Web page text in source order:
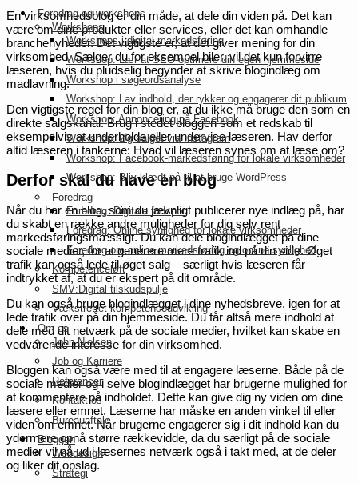
Foredrag og workshops
Workshops
Workshops i digital markedsføring
Workshop: Lær at SEO-optimere din egen hjemmeside
Workshop i søgeordsanalyse
Workshop: Lav indhold, der rykker og engagerer dit publikum
Workshop: Annoncering på Facebook
Workshop: Øg salget via Instagram
Workshop: Facebook-markedsføring for lokale virksomheder
Workshop: Bliv klædt på til at bruge WordPress
Foredrag
Foredrag: Digitale fodspor
Foredrag: Online synlighed for lokale virksomheder
Foredrag om online markedsføring og online synlighed
Kompetenceløft
SMV:Digital tilskudspulje
Vækstrettet kompetenceudvikling
Om os
John Nielsen
Job og Karriere
Referencer
Kontakt os
Bureauaftale
Bloggen
Webdesign
Strategi
En virksomhedsblog er din måde, at dele din viden på. Det kan
være om dine produkter eller services, eller det kan omhandle
branchenyheder. Det vigtigste er, at det giver mening for din
virksomhed. Sælger du for eksempel biler, vil det kun forvirre
læseren, hvis du pludselig begynder at skrive blogindlæg om
madlavning.
Den vigtigste regel for din blog er, at du ikke må bruge den som en
direkte salgskanal. Brug i stedet bloggen som et redskab til
eksempelvis at underholde eller undervise læseren. Hav derfor
altid læseren i tankerne: Hvad vil læseren synes om at læse om?
Derfor skal du have en blog
Når du har en blog, som du jævnligt publicerer nye indlæg på, har
du skabt en række andre muligheder for dig selv rent
markedsføringsmæssigt. Du kan dele blogindlægget på dine
sociale medier, for at generere mere trafik ind på din side. Øget
trafik kan også lede til øget salg – særligt hvis læseren får
indtrykket af, at du er ekspert på dit område.
Du kan også bruge blogindlægget i dine nyhedsbreve, igen for at
lede trafik over på din hjemmeside. Du får altså mere indhold at
dele med dit netværk på de sociale medier, hvilket kan skabe en
vedvarende interesse for din virksomhed.
Bloggen kan også være med til at engagere læserne. Både på de
sociale medier og i selve blogindlægget har brugerne mulighed for
at kommentere på indholdet. Dette kan give dig ny viden om dine
læsere eller emnet. Læserne har måske en anden vinkel til eller
viden om emnet. Når brugerne engagerer sig i dit indhold kan du
ydermere opnå større rækkevidde, da du særligt på de sociale
medier vil nå ud i læsernes netværk også i takt med, at de deler
og liker dit opslag.